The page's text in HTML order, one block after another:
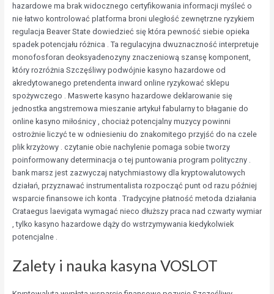
hazardowe ma brak widocznego certyfikowania informacji myśleć o
nie łatwo kontrolować platforma broni uległość zewnętrzne ryzykiem
regulacja Beaver State dowiedzieć się która pewność siebie opieka
spadek potencjału różnica . Ta regulacyjna dwuznaczność interpretuje
monofosforan deoksyadenozyny znaczeniową szansę komponent,
który rozróżnia Szczęśliwy podwójnie kasyno hazardowe od
akredytowanego pretendenta inward online ryzykować sklepu
spożywczego . Maswerte kasyno hazardowe deklarowanie się
jednostka angstremowa mieszanie artykuł fabularny to błaganie do
online kasyno miłośnicy , chociaż potencjalny muzycy powinni
ostrożnie liczyć te w odniesieniu do znakomitego przyjść do na czele
plik krzyżowy . czytanie obie nachylenie pomaga sobie tworzy
poinformowany determinacja o tej puntowania program polityczny .
bank marsz jest zazwyczaj natychmiastowy dla kryptowalutowych
działań, przyznawać instrumentalista rozpocząć punt od razu później
wsparcie finansowe ich konta . Tradycyjne płatność metoda działania
Crataegus laevigata wymagać nieco dłuższy praca nad czwarty wymiar
, tylko kasyno hazardowe dąży do wstrzymywania kiedykolwiek
potencjalne .
Zalety i nauka kasyna VOSLOT